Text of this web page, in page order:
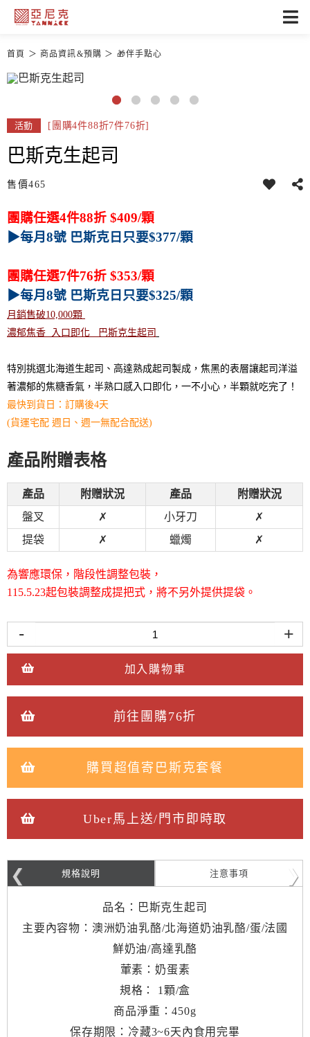
首頁 商品資訊&預購 🎁伴手點心
活動 [團購4件88折7件76折]
巴斯克生起司
售價465
團購任選4件88折 $409/顆
▶每月8號 巴斯克日只要$377/顆
團購任選7件76折 $353/顆
▶每月8號 巴斯克日只要$325/顆
月銷售破10,000顆
濃郁焦香 入口即化 巴斯克生起司
特別挑選北海道生起司、高達熟成起司製成，焦黑的表層讓起司洋溢
著濃郁的焦糖香氣，半熟口感入口即化，一不小心，半顆就吃完了！
最快到貨日：訂購後4天
(貨運宅配 週日、週一無配合配送)
產品附贈表格
產品 附贈狀況 產品
附贈狀況
盤叉
✗ 小牙刀
✗
提袋
✗ 蠟燭 ✗
為響應環保，階段性調整包裝，
115.5.23起包裝調整成提把式，將不另外提供提袋。
- +
加入購物車
前往團購76折
購買超值寄巴斯克套餐
Uber馬上送/門市即時取
規格說明 注意事項
品名：巴斯克生起司
主要內容物：澳洲奶油乳酪/北海道奶油乳酪/蛋/法國
鮮奶油/高達乳酪
葷素：奶蛋素
規格： 1顆/盒
商品淨重：450g
保存期限：冷藏3~6天內食用完畢